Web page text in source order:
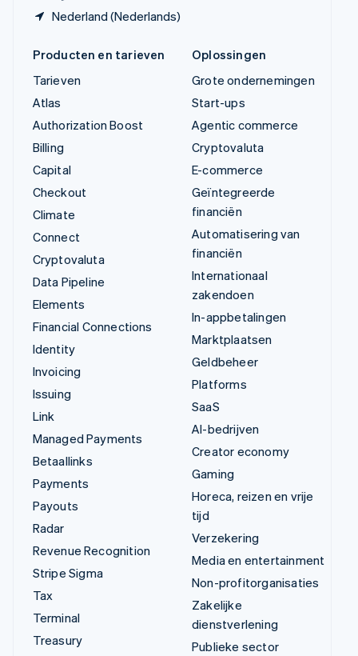
Nederland (Nederlands)
Producten en tarieven
Tarieven
Atlas
Authorization Boost
Billing
Capital
Checkout
Climate
Connect
Cryptovaluta
Data Pipeline
Elements
Financial Connections
Identity
Invoicing
Issuing
Link
Managed Payments
Betaallinks
Payments
Payouts
Radar
Revenue Recognition
Stripe Sigma
Tax
Terminal
Treasury
Oplossingen
Grote ondernemingen
Start-ups
Agentic commerce
Cryptovaluta
E-commerce
Geïntegreerde
financiën
Automatisering van
financiën
Internationaal
zakendoen
In-appbetalingen
Marktplaatsen
Geldbeheer
Platforms
SaaS
AI-bedrijven
Creator economy
Gaming
Horeca, reizen en vrije
tijd
Verzekering
Media en entertainment
Non-profitorganisaties
Zakelijke
dienstverlening
Publieke sector